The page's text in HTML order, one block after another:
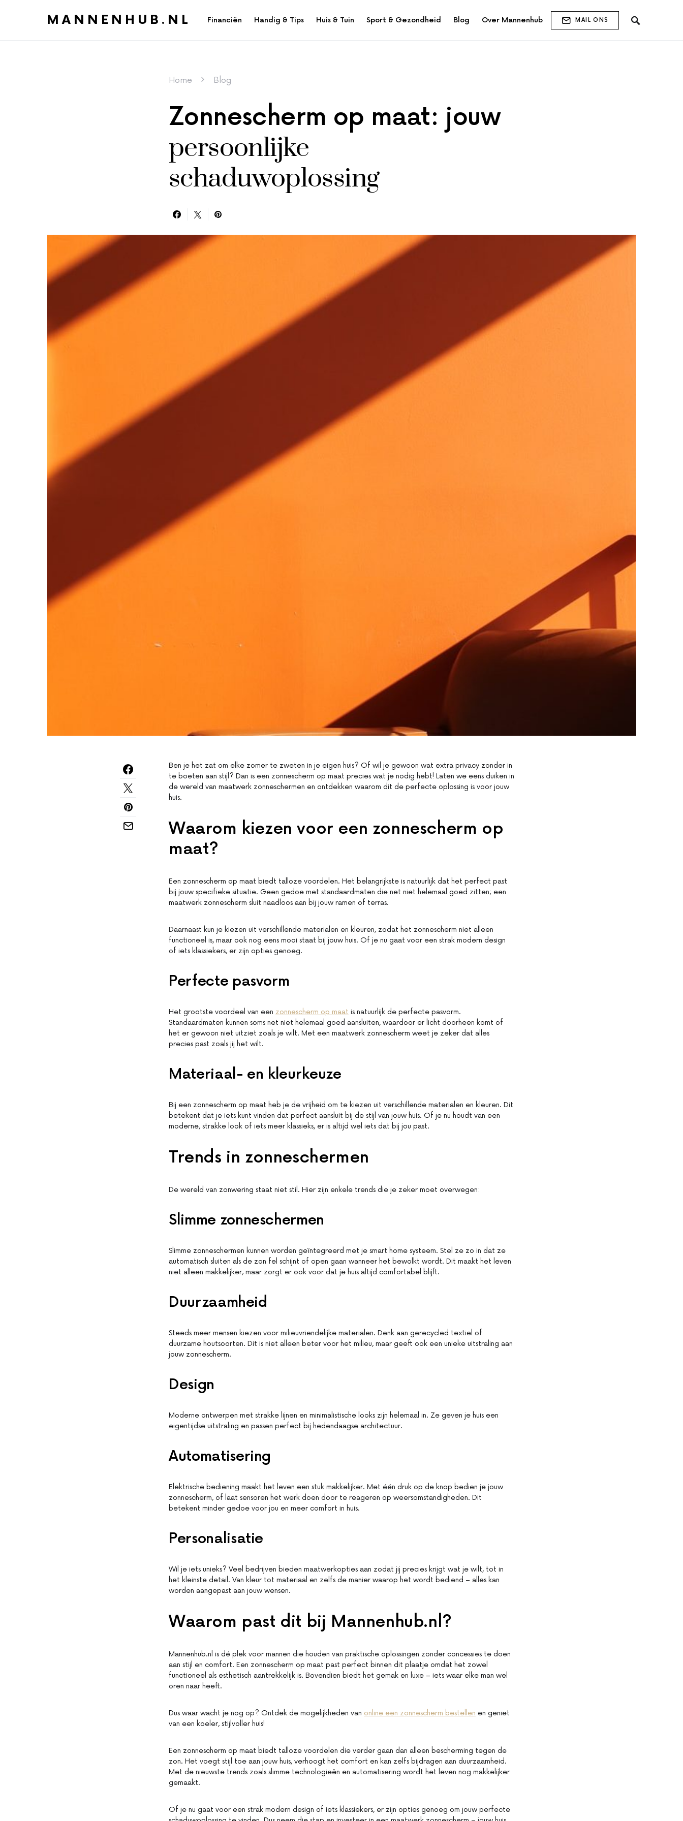
MANNENHUB.NL Financiën Handig & Tips Huis & Tuin Sport & Gezondheid Blog Over Mannenhub MAIL ONS
Home Blog
Zonnescherm op maat: jouw
persoonlijke
schaduwoplossing
Ben je het zat om elke zomer te zweten in je eigen huis? Of wil je gewoon wat extra privacy zonder in
te boeten aan stijl? Dan is een zonnescherm op maat precies wat je nodig hebt! Laten we eens duiken in
de wereld van maatwerk zonneschermen en ontdekken waarom dit de perfecte oplossing is voor jouw
huis.
Waarom kiezen voor een zonnescherm op
maat?
Een zonnescherm op maat biedt talloze voordelen. Het belangrijkste is natuurlijk dat het perfect past
bij jouw specifieke situatie. Geen gedoe met standaardmaten die net niet helemaal goed zitten; een
maatwerk zonnescherm sluit naadloos aan bij jouw ramen of terras.
Daarnaast kun je kiezen uit verschillende materialen en kleuren, zodat het zonnescherm niet alleen
functioneel is, maar ook nog eens mooi staat bij jouw huis. Of je nu gaat voor een strak modern design
of iets klassiekers, er zijn opties genoeg.
Perfecte pasvorm
Het grootste voordeel van een zonnescherm op maat is natuurlijk de perfecte pasvorm.
Standaardmaten kunnen soms net niet helemaal goed aansluiten, waardoor er licht doorheen komt of
het er gewoon niet uitziet zoals je wilt. Met een maatwerk zonnescherm weet je zeker dat alles
precies past zoals jij het wilt.
Materiaal- en kleurkeuze
Bij een zonnescherm op maat heb je de vrijheid om te kiezen uit verschillende materialen en kleuren. Dit
betekent dat je iets kunt vinden dat perfect aansluit bij de stijl van jouw huis. Of je nu houdt van een
moderne, strakke look of iets meer klassieks, er is altijd wel iets dat bij jou past.
Trends in zonneschermen
De wereld van zonwering staat niet stil. Hier zijn enkele trends die je zeker moet overwegen:
Slimme zonneschermen
Slimme zonneschermen kunnen worden geïntegreerd met je smart home systeem. Stel ze zo in dat ze
automatisch sluiten als de zon fel schijnt of open gaan wanneer het bewolkt wordt. Dit maakt het leven
niet alleen makkelijker, maar zorgt er ook voor dat je huis altijd comfortabel blijft.
Duurzaamheid
Steeds meer mensen kiezen voor milieuvriendelijke materialen. Denk aan gerecycled textiel of
duurzame houtsoorten. Dit is niet alleen beter voor het milieu, maar geeft ook een unieke uitstraling aan
jouw zonnescherm.
Design
Moderne ontwerpen met strakke lijnen en minimalistische looks zijn helemaal in. Ze geven je huis een
eigentijdse uitstraling en passen perfect bij hedendaagse architectuur.
Automatisering
Elektrische bediening maakt het leven een stuk makkelijker. Met één druk op de knop bedien je jouw
zonnescherm, of laat sensoren het werk doen door te reageren op weersomstandigheden. Dit
betekent minder gedoe voor jou en meer comfort in huis.
Personalisatie
Wil je iets unieks? Veel bedrijven bieden maatwerkopties aan zodat jij precies krijgt wat je wilt, tot in
het kleinste detail. Van kleur tot materiaal en zelfs de manier waarop het wordt bediend – alles kan
worden aangepast aan jouw wensen.
Waarom past dit bij Mannenhub.nl?
Mannenhub.nl is dé plek voor mannen die houden van praktische oplossingen zonder concessies te doen
aan stijl en comfort. Een zonnescherm op maat past perfect binnen dit plaatje omdat het zowel
functioneel als esthetisch aantrekkelijk is. Bovendien biedt het gemak en luxe – iets waar elke man wel
oren naar heeft.
Dus waar wacht je nog op? Ontdek de mogelijkheden van online een zonnescherm bestellen en geniet
van een koeler, stijlvoller huis!
Een zonnescherm op maat biedt talloze voordelen die verder gaan dan alleen bescherming tegen de
zon. Het voegt stijl toe aan jouw huis, verhoogt het comfort en kan zelfs bijdragen aan duurzaamheid.
Met de nieuwste trends zoals slimme technologieën en automatisering wordt het leven nog makkelijker
gemaakt.
Of je nu gaat voor een strak modern design of iets klassiekers, er zijn opties genoeg om jouw perfecte